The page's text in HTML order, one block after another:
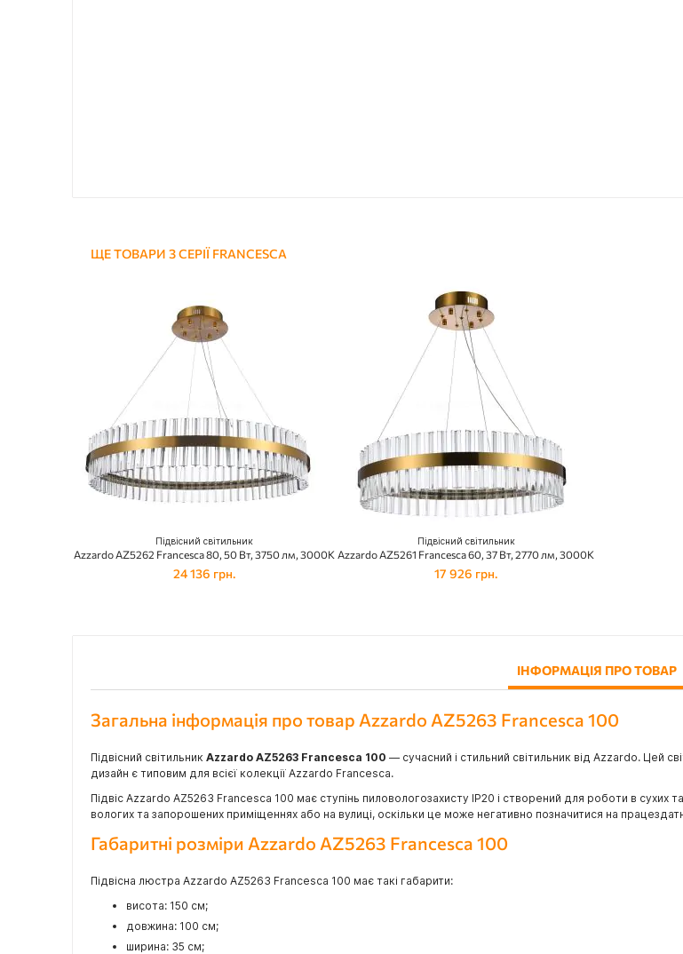
ЩЕ ТОВАРИ З СЕРІЇ FRANCESCA
Підвісний світильник
Azzardo AZ5262 Francesca 80, 50 Вт, 3750 лм, 3000K
24 136 грн.
Підвісний світильник
Azzardo AZ5261 Francesca 60, 37 Вт, 2770 лм, 3000K
17 926 грн.
ІНФОРМАЦІЯ ПРО ТОВАР
Загальна інформація про товар Azzardo AZ5263 Francesca 100
Підвісний світильник Azzardo AZ5263 Francesca 100 — сучасний і стильний світильник від Azzardo. Цей
дизайн є типовим для всієї колекції Azzardo Francesca.
Підвіс Azzardo AZ5263 Francesca 100 має ступінь пиловологозахисту IP20 і створений для роботи в
вологих та запорошених приміщеннях або на вулиці, оскільки це може негативно позначитися на
Габаритні розміри Azzardo AZ5263 Francesca 100
Підвісна люстра Azzardo AZ5263 Francesca 100 має такі габарити:
висота: 150 см;
довжина: 100 см;
ширина: 35 см;